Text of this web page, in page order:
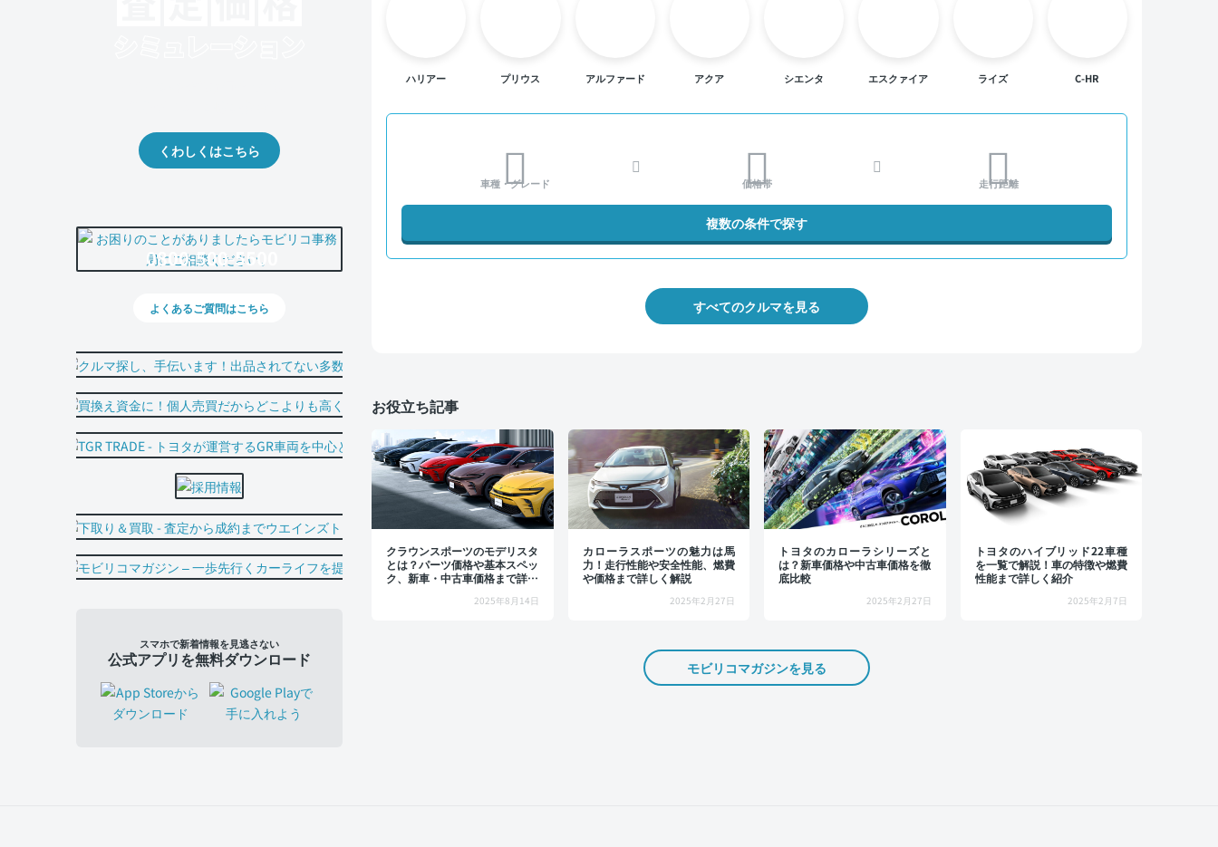
ハリアー プリウス アルファード アクア シエンタ エスクァイア ライズ C-HR
車種・グレード 価格帯 走行距離
複数の条件で探す
すべてのクルマを見る
お役立ち記事
クラウンスポーツのモデリスタ
とは？パーツ価格や基本スペッ
ク、新車・中古車価格まで詳し
2025年8月14日
カローラスポーツの魅力は馬
力！走行性能や安全性能、燃費
や価格まで詳しく解説
2025年2月27日
トヨタのカローラシリーズと
は？新車価格や中古車価格を徹
底比較
2025年2月27日
トヨタのハイブリッド22車種
を一覧で解説！車の特徴や燃費
性能まで詳しく紹介
2025年2月7日
モビリコマガジンを見る
くわしくはこちら
0800-500-5500
よくあるご質問はこちら
スマホで新着情報を見逃さない
公式アプリを無料ダウンロード